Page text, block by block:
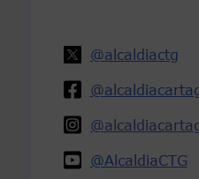
@alcaldiactg
@AlcaldiaCTG